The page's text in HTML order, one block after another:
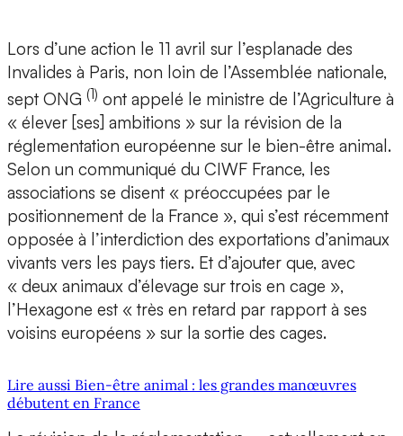
Lors d’une action le 11 avril sur l’esplanade des
Invalides à Paris, non loin de l’Assemblée nationale,
sept ONG (1) ont appelé le ministre de l’Agriculture à
« élever [ses] ambitions » sur la révision de la
réglementation européenne sur le bien-être animal.
Selon un communiqué du CIWF France, les
associations se disent « préoccupées par le
positionnement de la France », qui s’est récemment
opposée à l’interdiction des exportations d’animaux
vivants vers les pays tiers. Et d’ajouter que, avec
« deux animaux d’élevage sur trois en cage »,
l’Hexagone est « très en retard par rapport à ses
voisins européens » sur la sortie des cages.
Lire aussi Bien-être animal : les grandes manœuvres
débutent en France